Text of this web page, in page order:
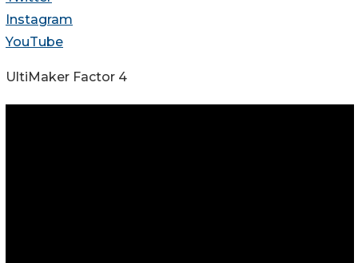
Instagram
YouTube
UltiMaker Factor 4